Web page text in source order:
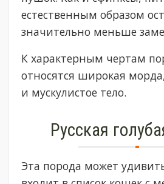
естественным образом
значительно меньше
К характерным чертам
относятся широкая
и мускулистое тело.
Русская
Эта порода может